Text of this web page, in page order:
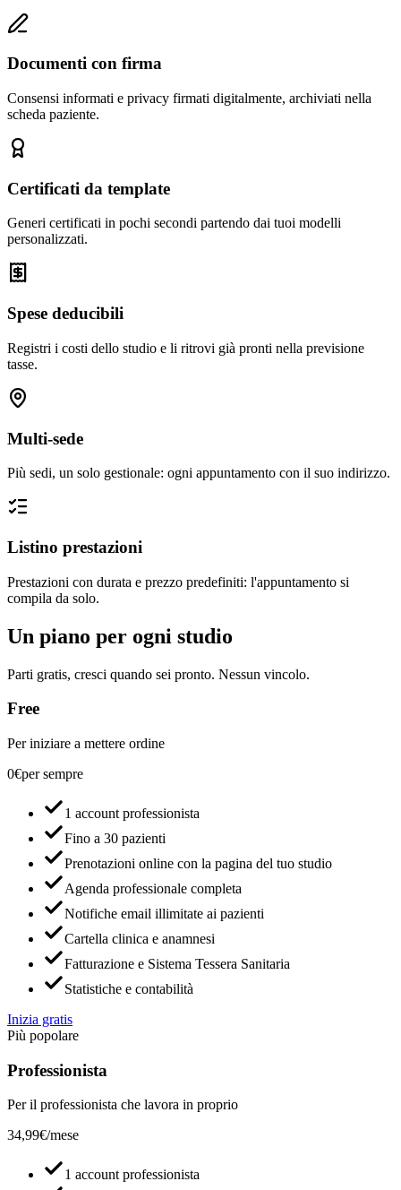
Documenti con firma
Consensi informati e privacy firmati digitalmente, archiviati nella
scheda paziente.
Certificati da template
Generi certificati in pochi secondi partendo dai tuoi modelli
personalizzati.
Spese deducibili
Registri i costi dello studio e li ritrovi già pronti nella previsione
tasse.
Multi-sede
Più sedi, un solo gestionale: ogni appuntamento con il suo indirizzo.
Listino prestazioni
Prestazioni con durata e prezzo predefiniti: l'appuntamento si
compila da solo.
Un piano per ogni studio
Parti gratis, cresci quando sei pronto. Nessun vincolo.
Free
Per iniziare a mettere ordine
0€per sempre
1 account professionista
Fino a 30 pazienti
Prenotazioni online con la pagina del tuo studio
Agenda professionale completa
Notifiche email illimitate ai pazienti
Cartella clinica e anamnesi
Fatturazione e Sistema Tessera Sanitaria
Statistiche e contabilità
Inizia gratis
Più popolare
Professionista
Per il professionista che lavora in proprio
34,99€/mese
1 account professionista